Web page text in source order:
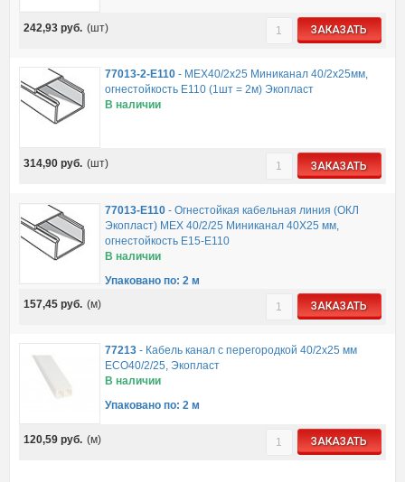
242,93руб. (шт) ЗАКАЗАТЬ
77013-2-E110 - MEX40/2х25 Миниканал 40/2х25мм,
огнестойкость E110 (1шт = 2м) Экопласт
В наличии
314,90руб. (шт) ЗАКАЗАТЬ
77013-E110 -Огнестойкая кабельная линия (ОКЛ
Экопласт) МЕХ 40/2/25 Миниканал 40Х25 мм,
огнестойкость E15-E110
В наличии
Упаковано по: 2 м
157,45руб. (м) ЗАКАЗАТЬ
77213 - Кабель канал с перегородкой 40/2х25 мм
ECO40/2/25, Экопласт
В наличии
Упаковано по: 2 м
120,59руб. (м) ЗАКАЗАТЬ